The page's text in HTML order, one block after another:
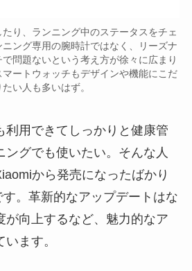
り、ランニング中のステータスをチェ
ング専用の腕時計ではなく、リーズナ
問題ないという考え方が徐々に広まり
ートウォッチもデザインや機能にこだ
い人も多いはず。
利用できてしっかりと健康管
ングでも使いたい。そんな人
から発売になったばかり
。革新的なアップデートはな
が向上するなど、魅力的なア
ます。